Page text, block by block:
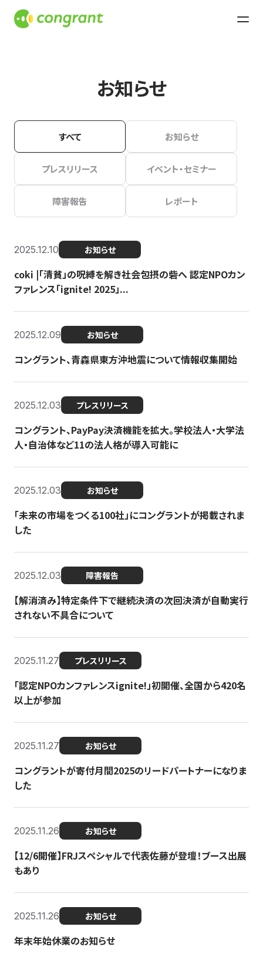
お知らせ
すべて お知らせ
プレスリリース イベント・セミナー
障害報告 レポート
2025.12.10 お知らせ
coki |「清貧」の呪縛を解き社会包摂の砦へ 認定NPOカン
ファレンス「ignite! 2025」...
2025.12.09 お知らせ
コングラント、青森県東方沖地震について情報収集開始
2025.12.03 プレスリリース
コングラント、PayPay決済機能を拡大。学校法人・大学法
人・自治体など11の法人格が導入可能に
2025.12.03 お知らせ
「未来の市場をつくる100社」にコングラントが掲載されま
した
2025.12.03 障害報告
【解消済み】特定条件下で継続決済の次回決済が自動実行
されない不具合について
2025.11.27 プレスリリース
「認定NPOカンファレンスignite!」初開催、全国から420名
以上が参加
2025.11.27 お知らせ
コングラントが寄付月間2025のリードパートナーになりま
した
2025.11.26 お知らせ
【12/6開催】FRJスペシャルで代表佐藤が登壇！ブース出展
もあり
2025.11.26 お知らせ
年末年始休業のお知らせ